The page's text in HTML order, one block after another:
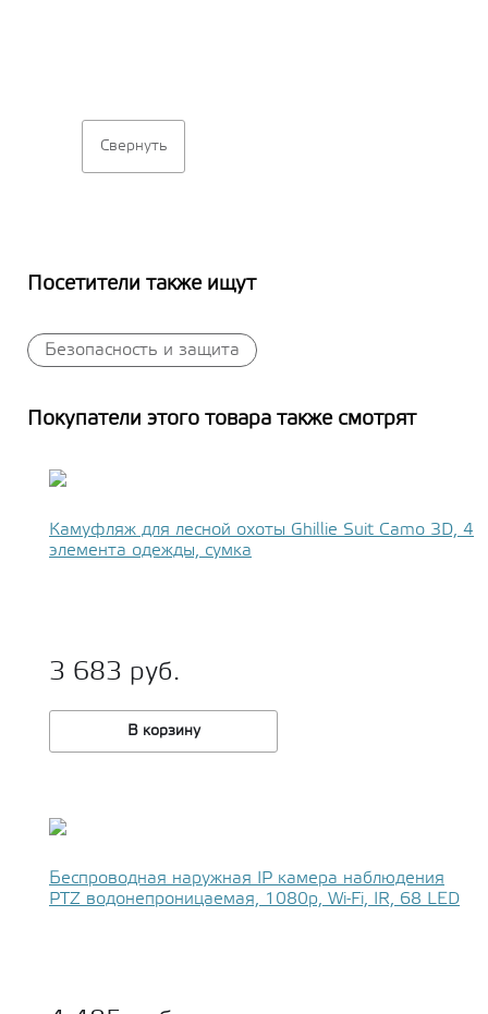
Свернуть
Посетители также ищут
Безопасность и защита
Покупатели этого товара также смотрят
Камуфляж для лесной охоты Ghillie Suit Camo 3D, 4
элемента одежды, сумка
3 683 руб.
В корзину
Беспроводная наружная IP камера наблюдения
PTZ водонепроницаемая, 1080p, Wi-Fi, IR, 68 LED